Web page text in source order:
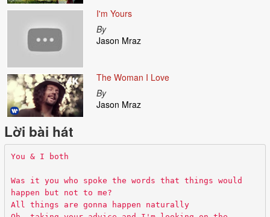
I'm Yours
By
Jason Mraz
The Woman I Love
By
Jason Mraz
Lời bài hát
You & I both
Was it you who spoke the words that things would
happen but not to me?
All things are gonna happen naturally